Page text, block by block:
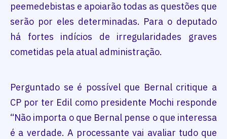
peemedebistas e apoiarão todas as questões que
serão por eles determinadas. Para o deputado
há fortes indícios de irregularidades graves
cometidas pela atual administração.
Perguntado se é possível que Bernal critique a
CP por ter Edil como presidente Mochi responde
“Não importa o que Bernal pense o que interessa
é a verdade. A processante vai avaliar tudo que